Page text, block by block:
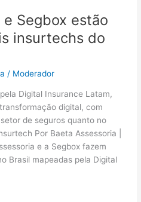
e Segbox estão
insurtechs do
/ Moderador
Digital Insurance Latam,
digital, com
de seguros quanto no
Por Baeta Assessoria |
e a Segbox fazem
Brasil mapeadas pela Digital